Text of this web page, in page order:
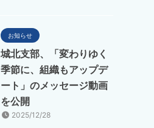
お知らせ
城北支部、「変わりゆく
季節に、組織もアップデ
ート」のメッセージ動画
を公開
2025/12/28